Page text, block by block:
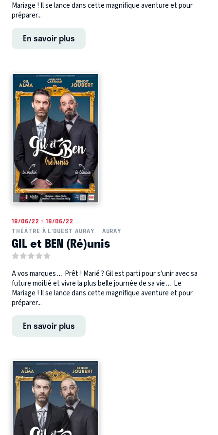
Mariage ! Il se lance dans cette magnifique aventure et pour
préparer...
En savoir plus
18/06/22 - 18/06/22
THÉÂTRE À L'OUEST AURAY
AURAY
GIL et BEN (Ré)unis
A vos marques… Prêt ! Marié ? Gil est parti pour s’unir avec sa
future moitié et vivre la plus belle journée de sa vie… Le
Mariage ! Il se lance dans cette magnifique aventure et pour
préparer...
En savoir plus